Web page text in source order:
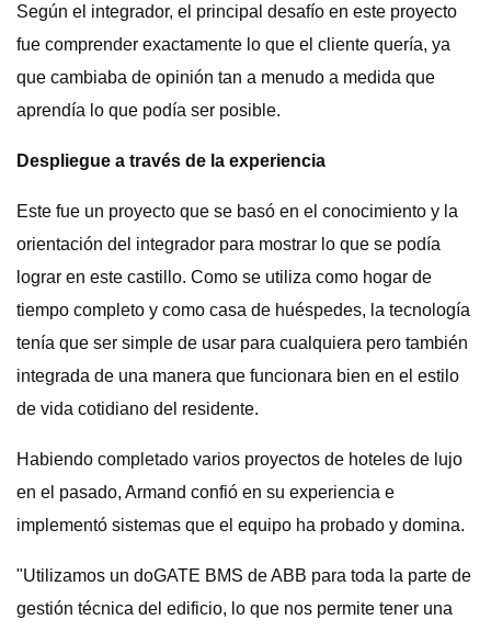
Según el integrador, el principal desafío en este proyecto
fue comprender exactamente lo que el cliente quería, ya
que cambiaba de opinión tan a menudo a medida que
aprendía lo que podía ser posible.
Despliegue a través de la experiencia
Este fue un proyecto que se basó en el conocimiento y la
orientación del integrador para mostrar lo que se podía
lograr en este castillo. Como se utiliza como hogar de
tiempo completo y como casa de huéspedes, la tecnología
tenía que ser simple de usar para cualquiera pero también
integrada de una manera que funcionara bien en el estilo
de vida cotidiano del residente.
Habiendo completado varios proyectos de hoteles de lujo
en el pasado, Armand confió en su experiencia e
implementó sistemas que el equipo ha probado y domina.
"Utilizamos un doGATE BMS de ABB para toda la parte de
gestión técnica del edificio, lo que nos permite tener una